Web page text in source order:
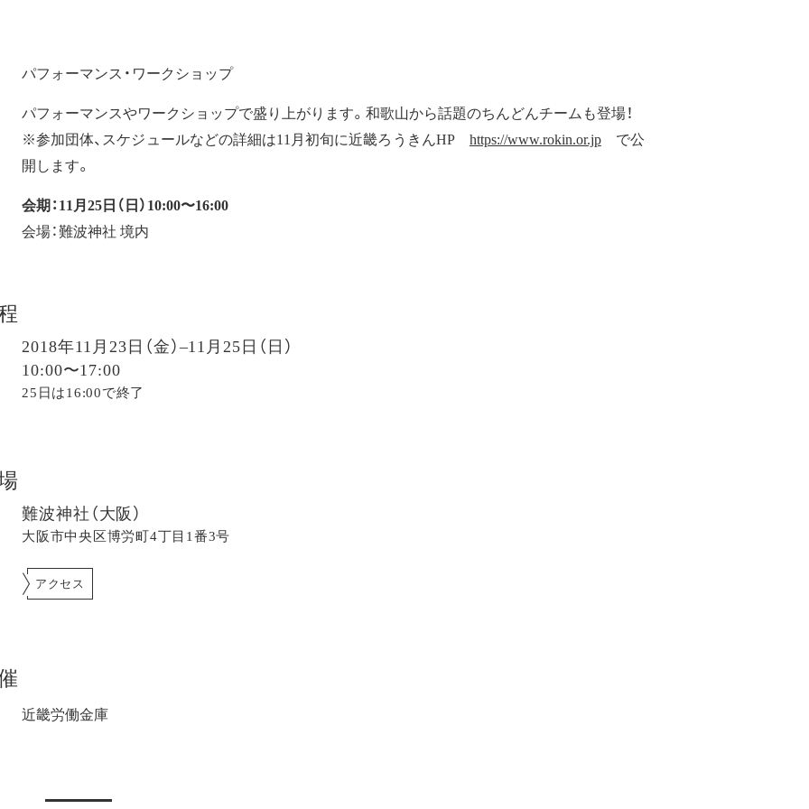
パフォーマンス・ワークショップ
パフォーマンスやワークショップで盛り上がります。和歌山から話題のちんどんチームも登場！
※参加団体、スケジュールなどの詳細は11月初旬に近畿ろうきんHP https://www.rokin.or.jpで公
開します。
会期：11月25日（日）10:00〜16:00
会場：難波神社 境内
2018年11月23日（金）–11月25日（日）
10:00〜17:00
25日は16:00で終了
難波神社（大阪）
大阪市中央区博労町4丁目1番3号
アクセス
近畿労働金庫